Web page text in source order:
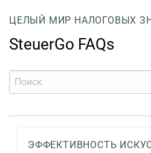
ЦЕЛЫЙ МИР НАЛОГОВЫХ
SteuerGo FAQs
ЭФФЕКТИВНОСТЬ